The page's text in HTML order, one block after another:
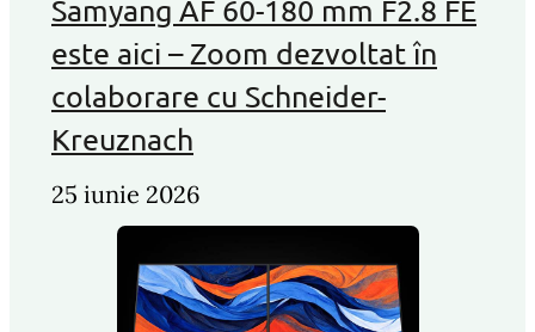
Samyang AF 60-180 mm F2.8 FE
este aici – Zoom dezvoltat în
colaborare cu Schneider-
Kreuznach
25 iunie 2026